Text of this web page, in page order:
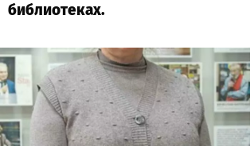
библиотеках.